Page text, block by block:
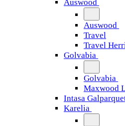
Auswood
Auswood
Travel
Travel
Golvabia
Golvabia
Maxwood
Intasa
Karelia